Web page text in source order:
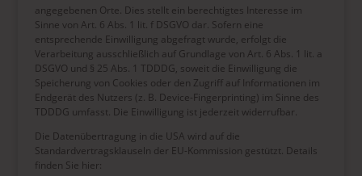
angegebenen Orte. Dies stellt ein berechtigtes Interesse im
Sinne von Art. 6 Abs. 1 lit. f DSGVO dar. Sofern eine
entsprechende Einwilligung abgefragt wurde, erfolgt die
Verarbeitung ausschließlich auf Grundlage von Art. 6 Abs. 1 lit. a
DSGVO und § 25 Abs. 1 TDDDG, soweit die Einwilligung die
Speicherung von Cookies oder den Zugriff auf Informationen im
Endgerät des Nutzers (z. B. Device-Fingerprinting) im Sinne des
TDDDG umfasst. Die Einwilligung ist jederzeit widerrufbar.
Die Datenübertragung in die USA wird auf die
Standardvertragsklauseln der EU-Kommission gestützt. Details
finden Sie hier: